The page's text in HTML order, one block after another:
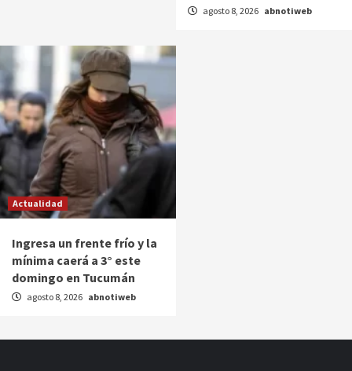
agosto 8, 2026 abnotiweb
Actualidad
Ingresa un frente frío y la
mínima caerá a 3° este
domingo en Tucumán
agosto 8, 2026 abnotiweb